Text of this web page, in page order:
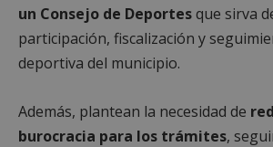
un Consejo de Deportesque sirva
participación, fiscalización y
deportiva del municipio.
Además, plantean la necesidad de
burocracia para los trámites,